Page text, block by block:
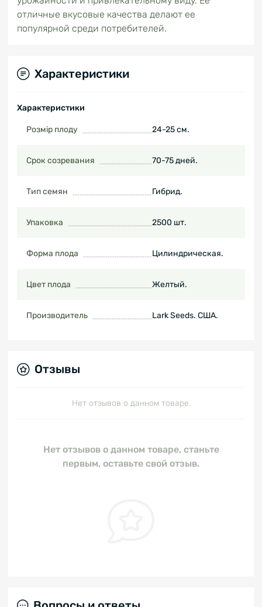
отличные вкусовые качества делают ее
популярной среди потребителей.
Характеристики
Характеристики
Розмір плоду 24-25 см.
Срок созревания 70-75 дней.
Тип семян Гибрид.
Упаковка 2500 шт.
Форма плода Цилиндрическая.
Цвет плода Желтый.
Производитель Lark Seeds. США.
Отзывы
Нет отзывов о данном товаре.
Нет отзывов о данном товаре, станьте
первым, оставьте свой отзыв.